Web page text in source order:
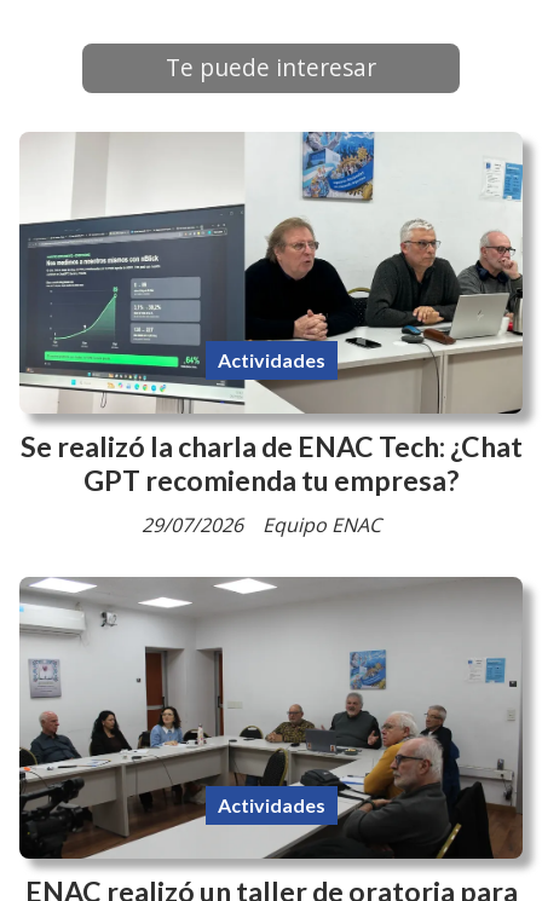
Te puede interesar
Se realizó la charla de ENAC Tech: ¿Chat
GPT recomienda tu empresa?
Equipo ENAC
Actividades
29/07/2026
ENAC realizó un taller de oratoria para
Actividades